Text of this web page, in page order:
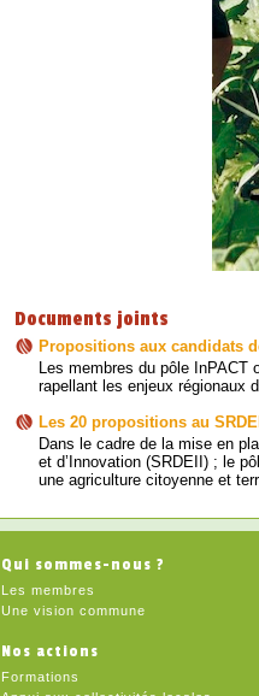
Documents joints
Propositions aux candidats
Les membres du pôle InPACT
rapellant les enjeux régionaux
Les 20 propositions au
Dans le cadre de la mise en
et d’Innovation (SRDEII) ; le
une agriculture citoyenne et
Qui sommes-nous ?
Les membres
Une vision commune
Nos actions
Formations